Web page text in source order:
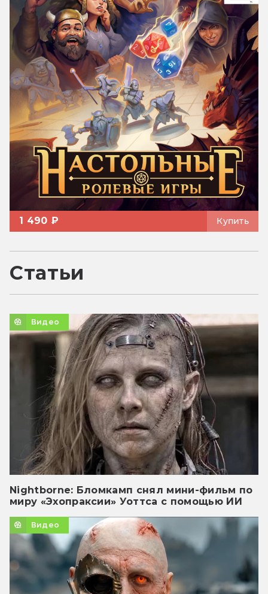
1 490 ₽ Купить
Статьи
Видео
Nightborne: Бломкамп снял мини-фильм по
миру «Эхопраксии» Уоттса с помощью ИИ
Видео